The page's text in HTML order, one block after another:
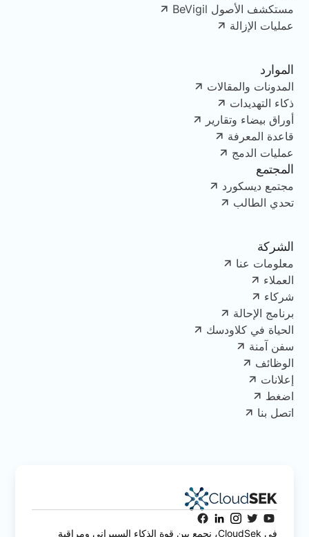
مستكشف الأصول BeVigil
عمليات الإزالة
الموارد
المدونات والمقالات
ذكاء التهديدات
أوراق بيضاء وتقارير
قاعدة المعرفة
عمليات الدمج
المجتمع
مجتمع ديسكورد
تحدي الطالب
الشركة
معلومات عنا
العملاء
شركاء
برنامج الإحالة
الحياة في كلاودسك
سفن آمنة
الوظائف
إعلانات
اضغط
اتصل بنا
في CloudSek، نجمع بين قوة الذكاء السيبراني ومراقبة